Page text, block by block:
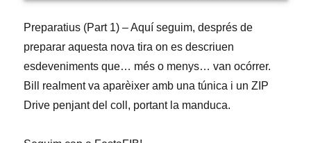
Preparatius (Part 1) – Aquí seguim, després de
preparar aquesta nova tira on es descriuen
esdeveniments que… més o menys… van ocórrer.
Bill realment va aparèixer amb una túnica i un ZIP
Drive penjant del coll, portant la manduca.